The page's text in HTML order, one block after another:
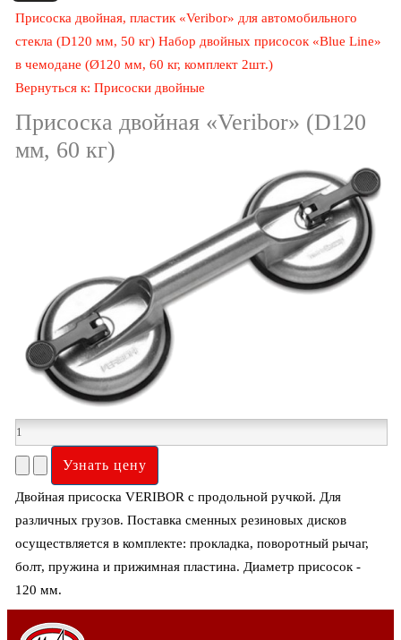
Присоска двойная, пластик «Veribor» для автомобильного
стекла (D120 мм, 50 кг)Набор двойных присосок «Blue Line»
в чемодане (Ø120 мм, 60 кг, комплект 2шт.)
Вернуться к: Присоски двойные
Присоска двойная «Veribor» (D120
мм, 60 кг)
Двойная присоска VERIBOR с продольной ручкой. Для
различных грузов. Поставка сменных резиновых дисков
осуществляется в комплекте: прокладка, поворотный рычаг,
болт, пружина и прижимная пластина. Диаметр присосок -
120 мм.